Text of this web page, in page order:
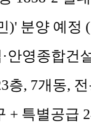
)' 분양 예정
안영종합건
층, 7개동,
+ 특별공급